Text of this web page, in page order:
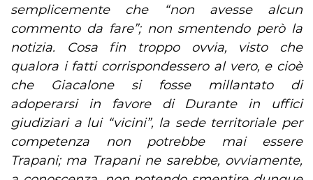
semplicemente che “non avesse alcun
commento da fare”; non smentendo però la
notizia. Cosa fin troppo ovvia, visto che
qualora i fatti corrispondessero al vero, e cioè
che Giacalone si fosse millantato di
adoperarsi in favore di Durante in uffici
giudiziari a lui “vicini”, la sede territoriale per
competenza non potrebbe mai essere
Trapani; ma Trapani ne sarebbe, ovviamente,